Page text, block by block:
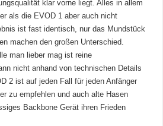
klar vorne liegt. Alles in allem
als die EVOD 1 aber auch nicht
ist fast identisch, nur das Mundstück
machen den großen Unterschied.
man lieber mag ist reine
nicht anhand von technischen Details
2 ist auf jeden Fall für jeden Anfänger
zu empfehlen und auch alte Hasen
Backbone Gerät ihren Frieden